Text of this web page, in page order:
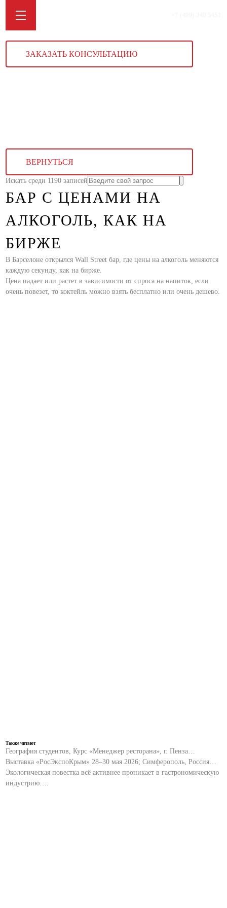
ЗАКАЗАТЬ КОНСУЛЬТАЦИЮ
ВЕРНУТЬСЯ
Искать среди 1190 записей
БАР С ЦЕНАМИ НА
АЛКОГОЛЬ, КАК НА
БИРЖЕ
В Барселоне открылся Wall Street бар, где цены на алкоголь меняются
каждую секунду, как на бирже.
Цена падает или растет в зависимости от спроса на напиток, если
очень повезет, то коктейль можно взять бесплатно или очень дешево.
Также читают
География студентов, Курс «Менеджер ресторана», г. Пенза…
Выставка «РосЭкспоКрым» 28–30 мая 2026; Симферополь, Россия…
Экологическая повестка всё активнее проникает в гастрономическую
индустрию….